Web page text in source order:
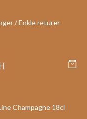
/ Enkle returer
Champagne 18cl